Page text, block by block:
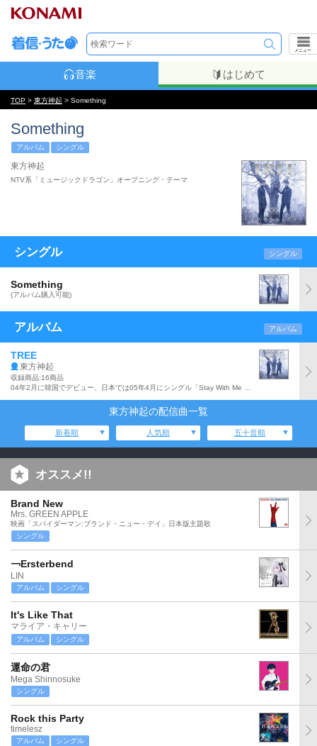
メニュー
音楽 はじめて
TOP > 東方神起 > Something
Something
アルバム シングル
東方神起
NTV系「ミュージックドラゴン」オープニング・テーマ
シングル シングル
Something
(アルバム購入可能)
アルバム アルバム
TREE
東方神起
収録商品:16商品
東方神起の配信曲一覧
新着順 人気順 五十音順
オススメ!!
Brand New
Mrs. GREEN APPLE
映画「スパイダーマン:ブランド・ニュー・デイ」日本版主題歌
シングル
￢Ersterbend
LIN
アルバム シングル
It's Like That
マライア・キャリー
アルバム シングル
運命の君
Mega Shinnosuke
シングル
Rock this Party
timelesz
アルバム シングル